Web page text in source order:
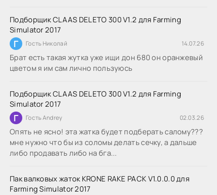
Подборщик CLAAS DELETO 300 V1.2 для Farming
Simulator 2017
Г Гость Николай 14.07.26
Брат есть такая жутка уже ищи дон 680 он оранжевый
цветом я им сам лично пользуюсь
Подборщик CLAAS DELETO 300 V1.2 для Farming
Simulator 2017
Г Гость Andrey 02.03.26
Опять не ясно! эта жатка будет подберать салому???
мне нужно что бы из соломы делать сечку, а дальше
либо продавать либо на бга...
Пак валковых жаток KRONE RAKE PACK V1.0.0.0 для
Farming Simulator 2017